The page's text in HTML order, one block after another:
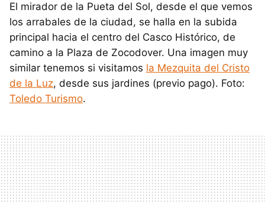
El mirador de la Pueta del Sol, desde el que vemos
los arrabales de la ciudad, se halla en la subida
principal hacia el centro del Casco Histórico, de
camino a la Plaza de Zocodover. Una imagen muy
similar tenemos si visitamos la Mezquita del Cristo
de la Luz, desde sus jardines (previo pago). Foto:
Toledo Turismo.